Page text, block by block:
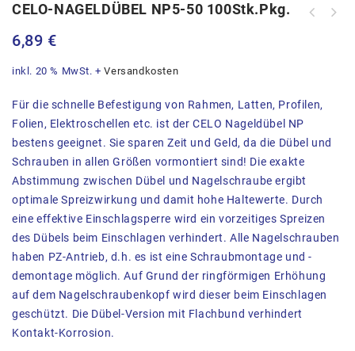
CELO-NAGELDÜBEL NP5-50 100Stk.Pkg.
6,89 €
inkl. 20 % MwSt. +Versandkosten
Für die schnelle Befestigung von Rahmen, Latten, Profilen,
Folien, Elektroschellen etc. ist der CELO Nageldübel NP
bestens geeignet. Sie sparen Zeit und Geld, da die Dübel und
Schrauben in allen Größen vormontiert sind! Die exakte
Abstimmung zwischen Dübel und Nagelschraube ergibt
optimale Spreizwirkung und damit hohe Haltewerte. Durch
eine effektive Einschlagsperre wird ein vorzeitiges Spreizen
des Dübels beim Einschlagen verhindert. Alle Nagelschrauben
haben PZ-Antrieb, d.h. es ist eine Schraubmontage und -
demontage möglich. Auf Grund der ringförmigen Erhöhung
auf dem Nagelschraubenkopf wird dieser beim Einschlagen
geschützt. Die Dübel-Version mit Flachbund verhindert
Kontakt-Korrosion.